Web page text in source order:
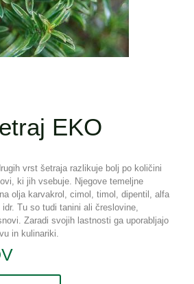
EKO
vrst šetraja razlikuje bolj po količini
ki jih vsebuje. Njegove temeljne
olja karvakrol, cimol, timol, dipentil, alfa
Tu so tudi tanini ali čreslovine,
Zaradi svojih lastnosti ga uporabljajo
in kulinariki.